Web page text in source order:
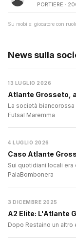
PORTIERE ·
Su mobile: giocatore con
News sulla
13 LUGLIO 2026
Atlante Grosseto,
La società biancorossa
Futsal Maremma
4 LUGLIO 2026
Caso Atlante
Sui quotidiani locali
PalaBombonera
3 DICEMBRE 2025
A2 Elite: L'Atlante
Dopo Restaino un altro